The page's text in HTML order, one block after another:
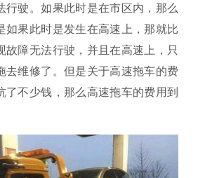
行驶。如果此时是在市区内，那么
如果此时是发生在高速上，那就比
故障无法行驶，并且在高速上，只
去维修了。但是关于高速拖车的费
了不少钱，那么高速拖车的费用到